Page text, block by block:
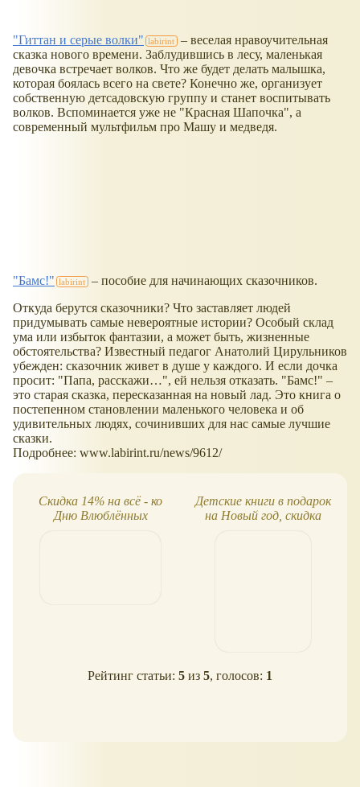
"Гиттан и серые волки"
– веселая нравоучительная
сказка нового времени. Заблудившись в лесу, маленькая
девочка встречает волков. Что же будет делать малышка,
которая боялась всего на свете? Конечно же, организует
собственную детсадовскую группу и станет воспитывать
волков. Вспоминается уже не "Красная Шапочка", а
современный мультфильм про Машу и медведя.
"Бамс!"
– пособие для начинающих сказочников.
Откуда берутся сказочники? Что заставляет людей
придумывать самые невероятные истории? Особый склад
ума или избыток фантазии, а может быть, жизненные
обстоятельства? Известный педагог Анатолий Цирульников
убежден: сказочник живет в душе у каждого. И если дочка
просит: "Папа, расскажи…", ей нельзя отказать. "Бамс!" –
это старая сказка, пересказанная на новый лад. Это книга о
постепенном становлении маленького человека и об
удивительных людях, сочинивших для нас самые лучшие
сказки.
Подробнее: www.labirint.ru/news/9612/
Скидка 14% на всё - ко
Дню Влюблённых
Детские книги в подарок
на Новый год, скидка
Рейтинг статьи: 5 из 5, голосов: 1